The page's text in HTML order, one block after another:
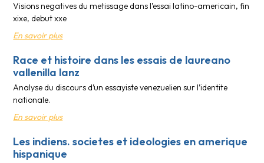
Visions negatives du metissage dans l’essai latino-americain, fin
xixe, debut xxe
En savoir plus
Race et histoire dans les essais de laureano
vallenilla lanz
Analyse du discours d’un essayiste venezuelien sur l’identite
nationale.
En savoir plus
Les indiens. societes et ideologies en amerique
hispanique